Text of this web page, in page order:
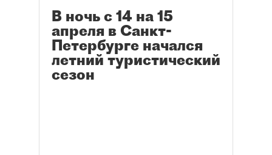
В ночь с 14 на 15
апреля в Санкт-
Петербурге начался
летний туристический
сезон